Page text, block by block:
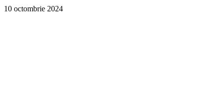
10 octombrie 2024